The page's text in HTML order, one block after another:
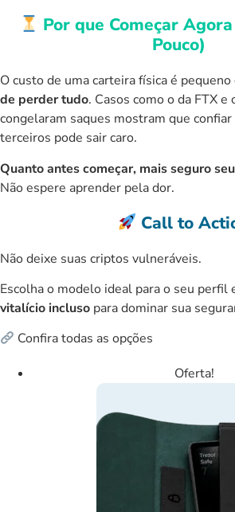
Por que Começar
Pouco)
O custo de uma carteira física é pequeno
de perder tudo. Casos como o da FTX
congelaram saques mostram que
terceiros pode sair caro.
Quanto antes começar, mais seguro
Não espere aprender pela dor.
Call to
Não deixe suas criptos vulneráveis.
Escolha o modelo ideal para o seu perfil
vitalício incluso para dominar sua
Confira todas as opções
Oferta!